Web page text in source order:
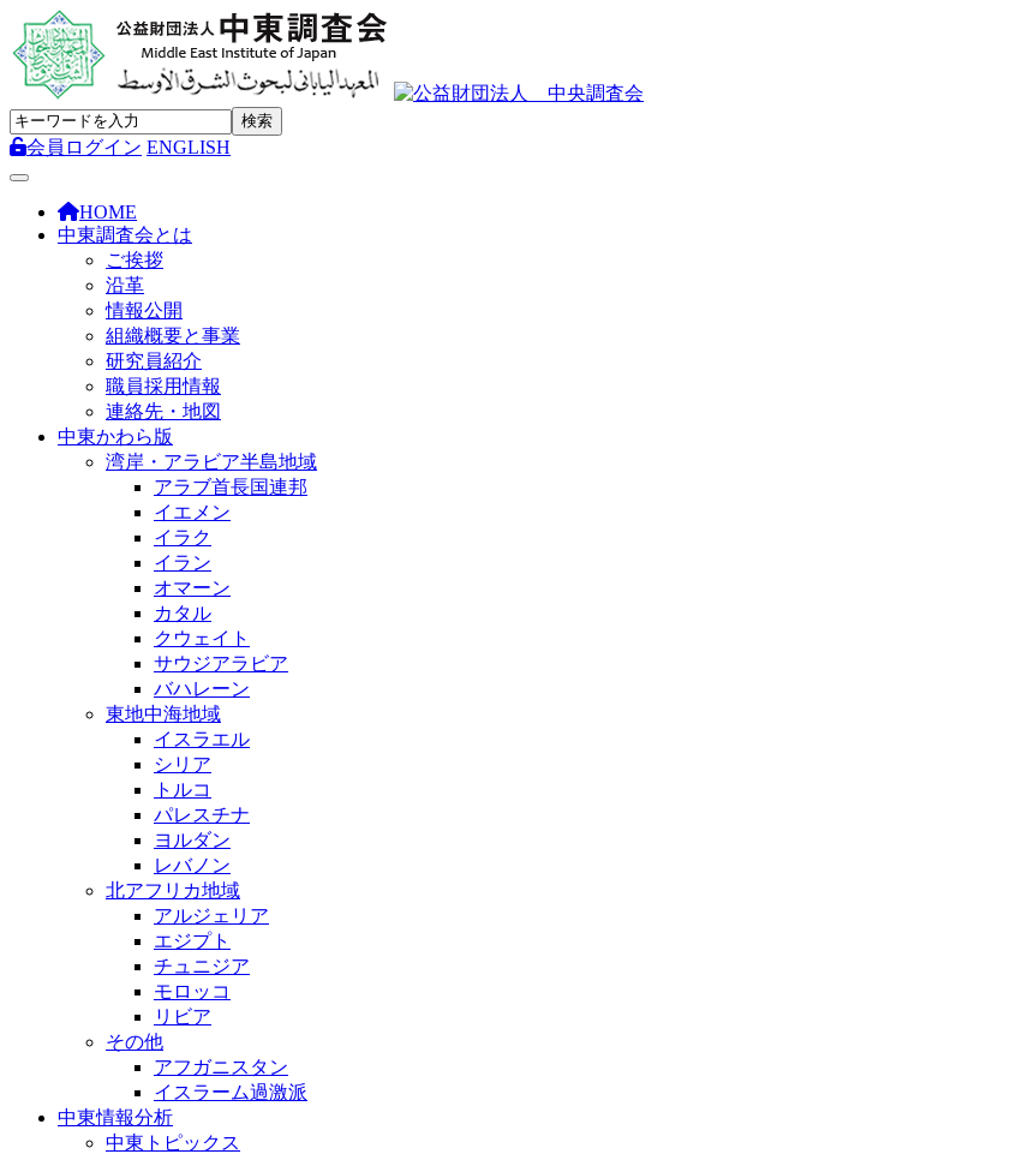
会員ログイン ENGLISH
Toggle navigation
HOME
中東調査会とは
ご挨拶
沿革
情報公開
組織概要と事業
研究員紹介
職員採用情報
連絡先・地図
中東かわら版
湾岸・アラビア半島地域
アラブ首長国連邦
イエメン
イラク
イラン
オマーン
カタル
クウェイト
サウジアラビア
バハレーン
東地中海地域
イスラエル
シリア
トルコ
パレスチナ
ヨルダン
レバノン
北アフリカ地域
アルジェリア
エジプト
チュニジア
モロッコ
リビア
その他
アフガニスタン
イスラーム過激派
中東情報分析
中東トピックス